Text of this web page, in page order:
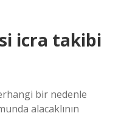
icra takibi
bir nedenle
alacaklının